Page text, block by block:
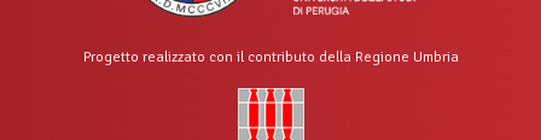
Progetto realizzato con il contributo della Regione Umbria